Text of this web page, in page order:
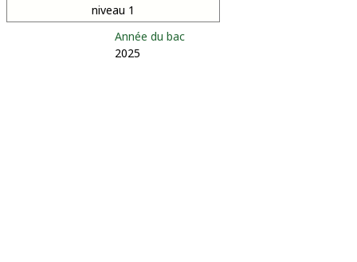
niveau 1
Année du bac
2025